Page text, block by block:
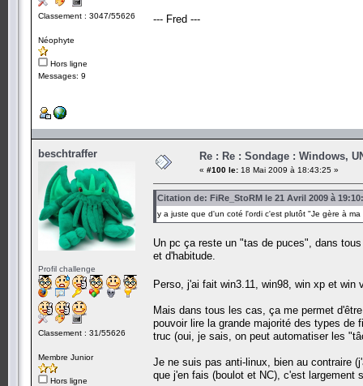
Classement : 3047/55626
Néophyte
Hors ligne
Messages: 9
--- Fred ---
beschtraffer
Profil challenge
Classement : 31/55626
Membre Junior
Hors ligne
Re : Re : Sondage : Windows,
« #100 le: 18 Mai 2009 à 18:43:25 »
Citation de: FiRe_StoRM le 21 Avril 2009 à
y a juste que d'un coté l'ordi c'est plutôt "Je gère à
Un pc ça reste un "tas de puces", dans
et d'habitude.
Perso, j'ai fait win3.11, win98, win xp et
Mais dans tous les cas, ça me permet
pouvoir lire la grande majorité des types de
truc (oui, je sais, on peut automatiser les
Je ne suis pas anti-linux, bien au contraire
que j'en fais (boulot et NC), c'est largement